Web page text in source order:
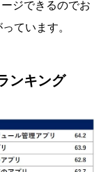
ジできるのでお
ています。
ンキング